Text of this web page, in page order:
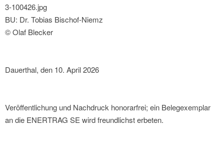
3-100426.jpg
BU: Dr. Tobias Bischof-Niemz
© Olaf Blecker
Dauerthal, den 10. April 2026
Veröffentlichung und Nachdruck honorarfrei; ein Belegexemplar
an die ENERTRAG SE wird freundlichst erbeten.